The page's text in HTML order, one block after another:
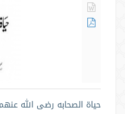
حياة الصحابه رضى الله